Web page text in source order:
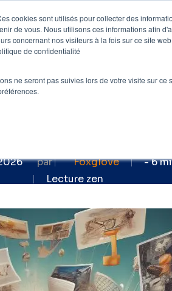
cookies sont utilisés pour collecter des
de vous. Nous utilisons ces informations afin
concernant nos visiteurs à la fois sur ce site
de confidentialité
ne seront pas suivies lors de votre visite sur ce
clients Nos prestations
Marketing : la
la
par Foxglove
- 6
Lecture zen